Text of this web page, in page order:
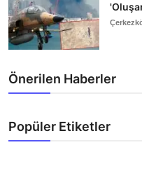
Önerilen Haberler
Popüler Etiketler